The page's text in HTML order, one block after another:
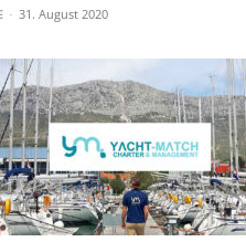
- 31. August 2020